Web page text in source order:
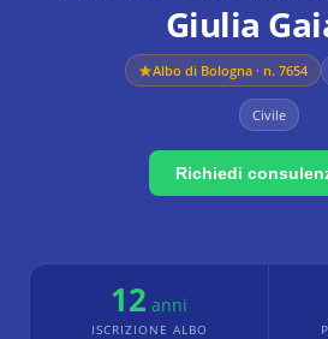
Giulia
Albo di Bologna · n. 7654
Civile
Richiedi
12 anni
ISCRIZIONE ALBO